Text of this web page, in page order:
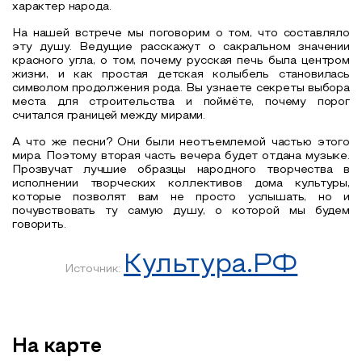
характер народа.
На нашей встрече мы поговорим о том, что составляло
эту душу. Ведущие расскажут о сакральном значении
красного угла, о том, почему русская печь была центром
жизни, и как простая детская колыбель становилась
символом продолжения рода. Вы узнаете секреты выбора
места для строительства и поймёте, почему порог
считался границей между мирами.
А что же песни? Они были неотъемлемой частью этого
мира. Поэтому вторая часть вечера будет отдана музыке.
Прозвучат лучшие образцы народного творчества в
исполнении творческих коллективов дома культуры,
которые позволят вам не просто услышать, но и
почувствовать ту самую душу, о которой мы будем
говорить.
Источник: Культура.РФ
На карте